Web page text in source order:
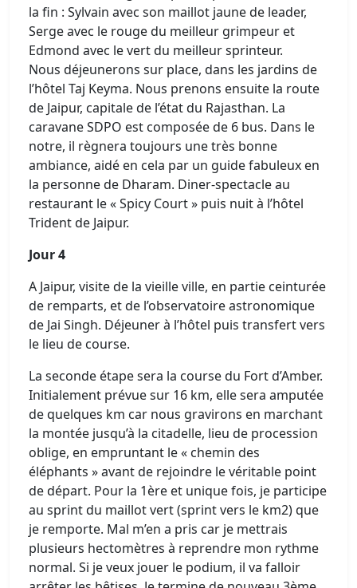
la fin : Sylvain avec son maillot jaune de leader,
Serge avec le rouge du meilleur grimpeur et
Edmond avec le vert du meilleur sprinteur.
Nous déjeunerons sur place, dans les jardins de
l’hôtel Taj Keyma. Nous prenons ensuite la route
de Jaipur, capitale de l’état du Rajasthan. La
caravane SDPO est composée de 6 bus. Dans le
notre, il règnera toujours une très bonne
ambiance, aidé en cela par un guide fabuleux en
la personne de Dharam. Diner-spectacle au
restaurant le « Spicy Court » puis nuit à l’hôtel
Trident de Jaipur.
Jour 4
A Jaipur, visite de la vieille ville, en partie ceinturée
de remparts, et de l’observatoire astronomique
de Jai Singh. Déjeuner à l’hôtel puis transfert vers
le lieu de course.
La seconde étape sera la course du Fort d’Amber.
Initialement prévue sur 16 km, elle sera amputée
de quelques km car nous gravirons en marchant
la montée jusqu’à la citadelle, lieu de procession
oblige, en empruntant le « chemin des
éléphants » avant de rejoindre le véritable point
de départ. Pour la 1ère et unique fois, je participe
au sprint du maillot vert (sprint vers le km2) que
je remporte. Mal m’en a pris car je mettrais
plusieurs hectomètres à reprendre mon rythme
normal. Si je veux jouer le podium, il va falloir